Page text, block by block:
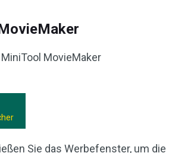
MovieMaker
Sie das Werbefenster, um die